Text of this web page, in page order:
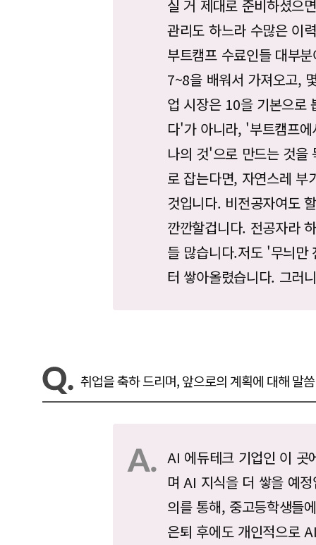
실 거 제대로 준비하셨으
관리도 하느라 수많은 이
부트캠프 수료인들 대부
7~8을 배워서 가져오고,
업 시장은 10을 기본으로
다'가 아니라, '부트캠프
나의 것'으로 만드는 것을
로 잡는다면, 자연스레 부
것입니다. 비전공자여도
깐깐할겁니다. 전공자라
들 많습니다.저도 '무늬만
터 쌓아올렸습니다. 그러
취업을 축하 드리며, 앞으로의 계획에 대해 말
AI 에듀테크 기업인 이 곳
며 AI 지식을 더 쌓을 예
의를 통해, 중고등학생들
은퇴 후에도 개인적으로